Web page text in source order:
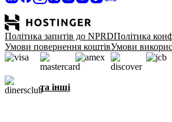
Політика запитів до NPRDПолітика
Умови повернення коштівУмови
та інші